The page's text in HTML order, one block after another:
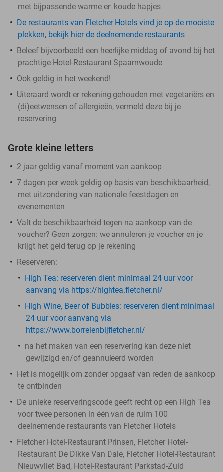
met bijpassende warme en koude hapjes
De restaurants van Fletcher Hotels vind je op de mooiste
plekken, bekijk hier de deelnemende restaurants
Beleef bijvoorbeeld een heerlijke middag of avond bij het
prachtige Hotel-Restaurant Spaarnwoude
Ook geldig in het weekend!
Uiteraard wordt er rekening gehouden met vegetariërs en
(di)eetwensen of allergieën, vermeld deze bij je
reservering
Grote kleine letters
2 jaar geldig vanaf moment van aankoop
7 dagen per week geldig op basis van beschikbaarheid,
met uitzondering van nationale feestdagen en
evenementen
Valt de beschikbaarheid tegen na aankoop van de
voucher? Geen zorgen: we annuleren je voucher en je
krijgt het geld terug op je rekening
Reserveren:
High Tea: ​ reserveren dient minimaal 24 uur voor
aanvang via https://hightea.fletcher.nl/
High Wine, Beer of Bubbles: reserveren dient minimaal
24 uur voor aanvang via
https://www.borrelenbijfletcher.nl/
na het maken van een reservering kan deze niet
gewijzigd en/of geannuleerd worden
Het is mogelijk om zonder opgaaf van reden de aankoop
te ontbinden
De unieke reserveringscode geeft recht op een High Tea
voor twee personen in één van de ruim 100
deelnemende restaurants van Fletcher Hotels
Fletcher Hotel-Restaurant Prinsen, Fletcher Hotel-
Restaurant De Dikke Van Dale, Fletcher Hotel-Restaurant
Nieuwvliet Bad, Hotel-Restaurant Parkstad-Zuid